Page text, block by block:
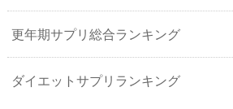
更年期サプリ総合ランキング
ダイエットサプリランキング